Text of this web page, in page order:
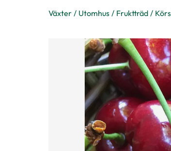
Växter Utomhus Fruktträd